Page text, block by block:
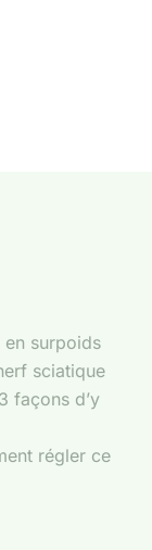
en surpoids
sciatique
façons d’y
régler ce